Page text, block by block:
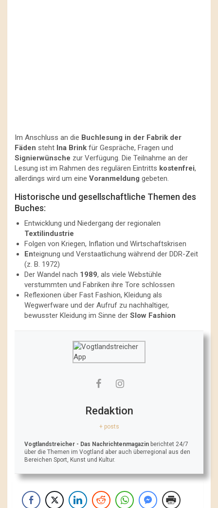
Im Anschluss an die Buchlesung in der Fabrik der
Fäden steht Ina Brink für Gespräche, Fragen und
Signierwünsche zur Verfügung. Die Teilnahme an der
Lesung ist im Rahmen des regulären Eintritts kostenfrei,
allerdings wird um eine Voranmeldung gebeten.
Historische und gesellschaftliche Themen des
Buches:
Entwicklung und Niedergang der regionalen
Textilindustrie
Folgen von Kriegen, Inflation und Wirtschaftskrisen
Enteignung und Verstaatlichung während der DDR-Zeit
(z. B. 1972)
Der Wandel nach 1989, als viele Webstühle
verstummten und Fabriken ihre Tore schlossen
Reflexionen über Fast Fashion, Kleidung als
Wegwerfware und der Aufruf zu nachhaltiger,
bewusster Kleidung im Sinne der Slow Fashion
Redaktion
+ posts
Vogtlandstreicher - Das Nachrichtenmagazin berichtet 24/7
über die Themen im Vogtland aber auch überregional aus den
Bereichen Sport, Kunst und Kultur.